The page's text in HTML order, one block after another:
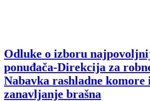
Odluke o izboru
ponuđača-Direkcija za
Nabavka rashladne komore
zanavljanje brašna